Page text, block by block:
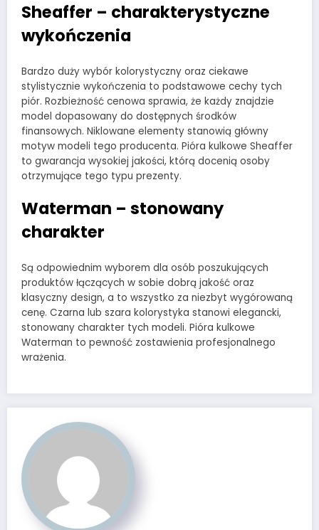
Sheaffer – charakterystyczne
wykończenia
Bardzo duży wybór kolorystyczny oraz ciekawe
stylistycznie wykończenia to podstawowe cechy tych
piór. Rozbieżność cenowa sprawia, że każdy znajdzie
model dopasowany do dostępnych środków
finansowych. Niklowane elementy stanowią główny
motyw modeli tego producenta. Pióra kulkowe Sheaffer
to gwarancja wysokiej jakości, którą docenią osoby
otrzymujące tego typu prezenty.
Waterman – stonowany
charakter
Są odpowiednim wyborem dla osób poszukujących
produktów łączących w sobie dobrą jakość oraz
klasyczny design, a to wszystko za niezbyt wygórowaną
cenę. Czarna lub szara kolorystyka stanowi elegancki,
stonowany charakter tych modeli. Pióra kulkowe
Waterman to pewność zostawienia profesjonalnego
wrażenia.